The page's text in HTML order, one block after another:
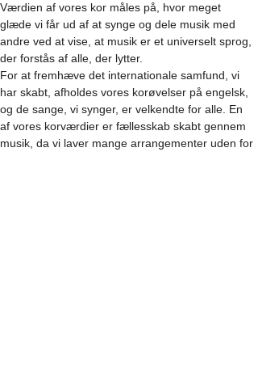
Værdien af vores kor måles på, hvor meget
glæde vi får ud af at synge og dele musik med
andre ved at vise, at musik er et universelt sprog,
der forstås af alle, der lytter.
For at fremhæve det internationale samfund, vi
har skabt, afholdes vores korøvelser på engelsk,
og de sange, vi synger, er velkendte for alle. En
af vores korværdier er fællesskab skabt gennem
musik, da vi laver mange arrangementer uden for